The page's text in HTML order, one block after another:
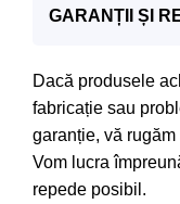
GARANȚII ȘI
Dacă produsele
fabricație sau
garanție, vă
Vom lucra
repede posibil.